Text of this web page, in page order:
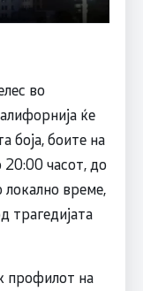
во
ќе
боја, боите на
20:00 часот, до
локално време,
трагедијата
профилот на